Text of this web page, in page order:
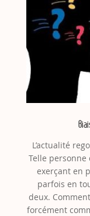
L’actualité
Telle
exerçant en
parfois en
deux.
forcément